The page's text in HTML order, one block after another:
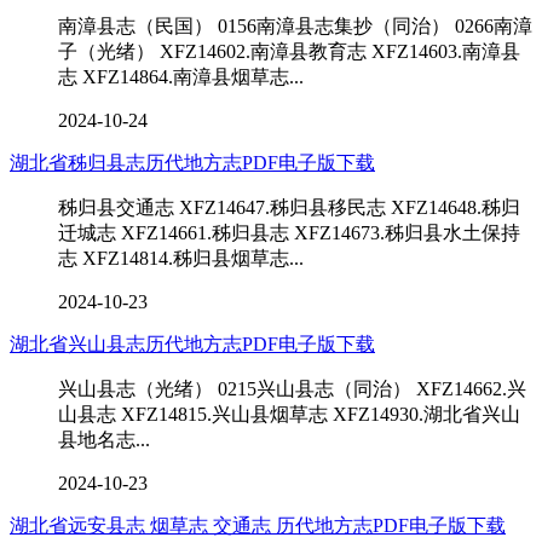
南漳县志（民国） 0156南漳县志集抄（同治） 0266南漳
子（光绪） XFZ14602.南漳县教育志 XFZ14603.南漳县
志 XFZ14864.南漳县烟草志...
2024-10-24
湖北省秭归县志历代地方志PDF电子版下载
秭归县交通志 XFZ14647.秭归县移民志 XFZ14648.秭归
迁城志 XFZ14661.秭归县志 XFZ14673.秭归县水土保持
志 XFZ14814.秭归县烟草志...
2024-10-23
湖北省兴山县志历代地方志PDF电子版下载
兴山县志（光绪） 0215兴山县志（同治） XFZ14662.兴
山县志 XFZ14815.兴山县烟草志 XFZ14930.湖北省兴山
县地名志...
2024-10-23
湖北省远安县志 烟草志 交通志 历代地方志PDF电子版下载